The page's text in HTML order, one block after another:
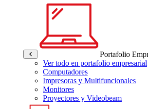
Portafolio
Ver todo en portafolio empresarial
Computadores
Impresoras y Multifuncionales
Monitores
Proyectores y Videobeam